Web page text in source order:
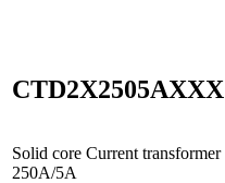
CTD2X2505AXXX
Solid core Current transformer
250A/5A